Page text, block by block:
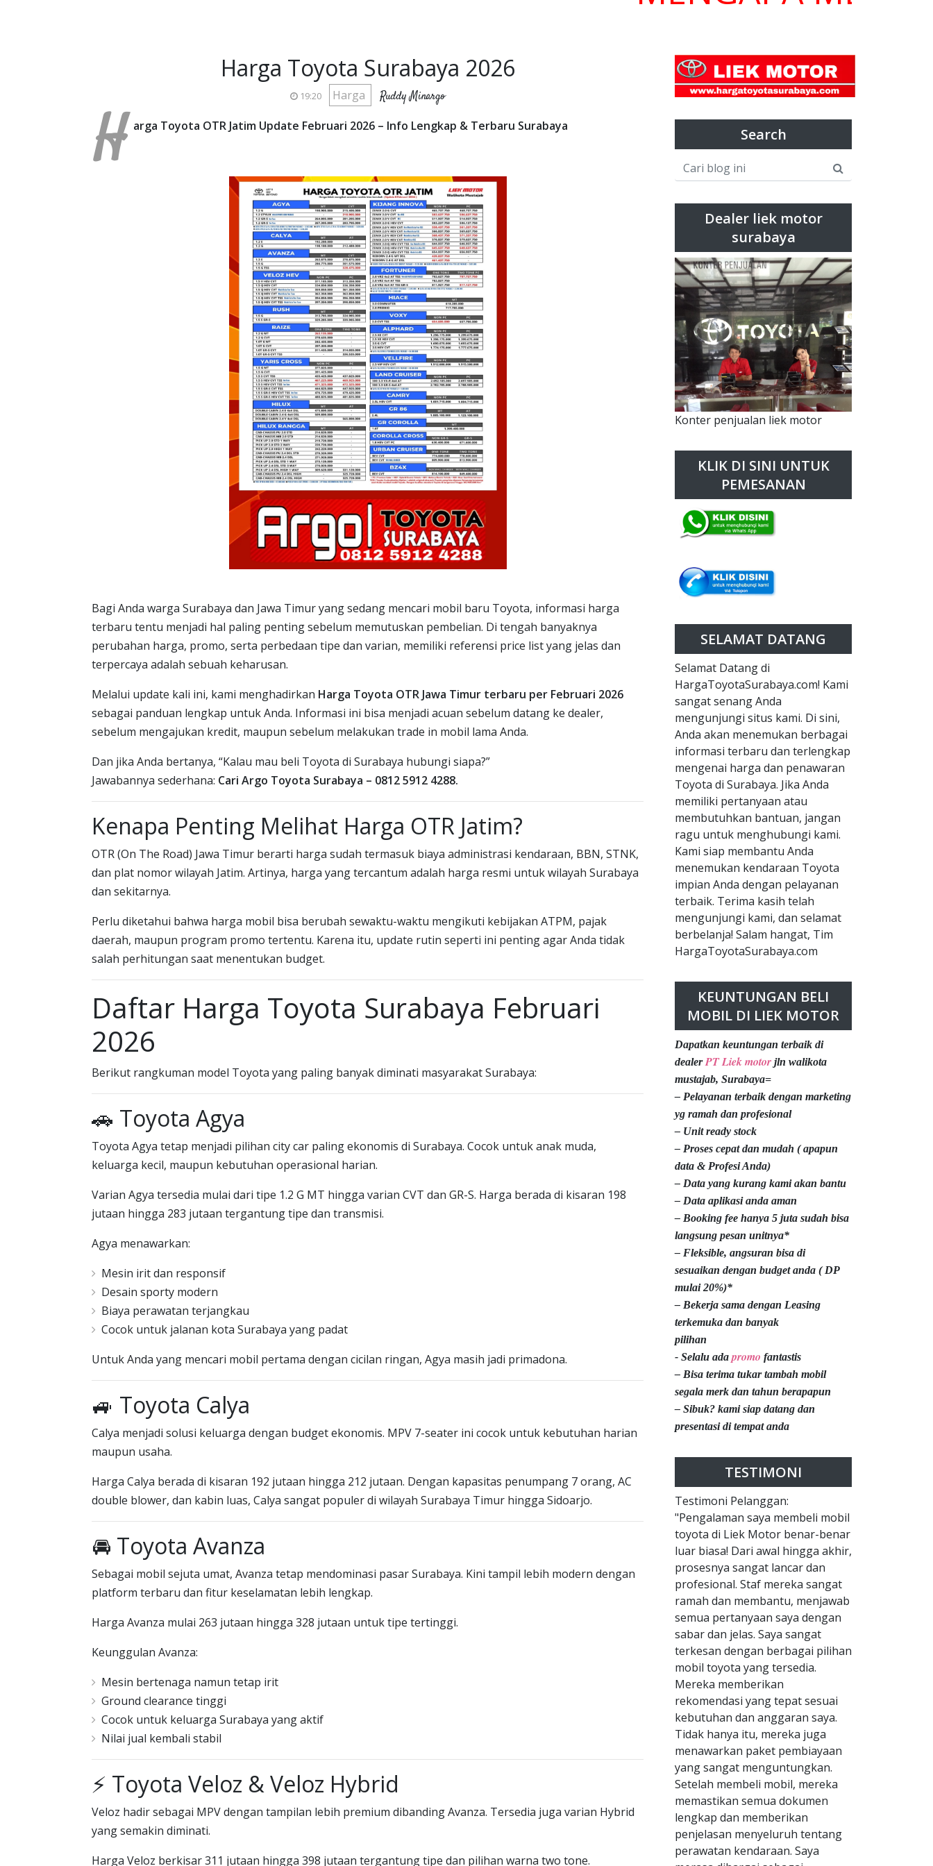
Harga Toyota Surabaya 2026
19:20 Harga Ruddy Minargo
H arga Toyota OTR Jatim Update Februari 2026 – Info Lengkap & Terbaru Surabaya
Bagi Anda warga Surabaya dan Jawa Timur yang sedang mencari mobil baru Toyota, informasi harga
terbaru tentu menjadi hal paling penting sebelum memutuskan pembelian. Di tengah banyaknya
perubahan harga, promo, serta perbedaan tipe dan varian, memiliki referensi price list yang jelas dan
terpercaya adalah sebuah keharusan.
Melalui update kali ini, kami menghadirkan Harga Toyota OTR Jawa Timur terbaru per Februari 2026
sebagai panduan lengkap untuk Anda. Informasi ini bisa menjadi acuan sebelum datang ke dealer,
sebelum mengajukan kredit, maupun sebelum melakukan trade in mobil lama Anda.
Dan jika Anda bertanya, “Kalau mau beli Toyota di Surabaya hubungi siapa?”
Jawabannya sederhana: Cari Argo Toyota Surabaya – 0812 5912 4288.
Kenapa Penting Melihat Harga OTR Jatim?
OTR (On The Road) Jawa Timur berarti harga sudah termasuk biaya administrasi kendaraan, BBN, STNK,
dan plat nomor wilayah Jatim. Artinya, harga yang tercantum adalah harga resmi untuk wilayah Surabaya
dan sekitarnya.
Perlu diketahui bahwa harga mobil bisa berubah sewaktu-waktu mengikuti kebijakan ATPM, pajak
daerah, maupun program promo tertentu. Karena itu, update rutin seperti ini penting agar Anda tidak
salah perhitungan saat menentukan budget.
Daftar Harga Toyota Surabaya Februari
2026
Berikut rangkuman model Toyota yang paling banyak diminati masyarakat Surabaya:
🚗 Toyota Agya
Toyota Agya tetap menjadi pilihan city car paling ekonomis di Surabaya. Cocok untuk anak muda,
keluarga kecil, maupun kebutuhan operasional harian.
Varian Agya tersedia mulai dari tipe 1.2 G MT hingga varian CVT dan GR-S. Harga berada di kisaran 198
jutaan hingga 283 jutaan tergantung tipe dan transmisi.
Agya menawarkan:
Mesin irit dan responsif
Desain sporty modern
Biaya perawatan terjangkau
Cocok untuk jalanan kota Surabaya yang padat
Untuk Anda yang mencari mobil pertama dengan cicilan ringan, Agya masih jadi primadona.
🚙 Toyota Calya
Calya menjadi solusi keluarga dengan budget ekonomis. MPV 7-seater ini cocok untuk kebutuhan harian
maupun usaha.
Harga Calya berada di kisaran 192 jutaan hingga 212 jutaan. Dengan kapasitas penumpang 7 orang, AC
double blower, dan kabin luas, Calya sangat populer di wilayah Surabaya Timur hingga Sidoarjo.
🚘 Toyota Avanza
Sebagai mobil sejuta umat, Avanza tetap mendominasi pasar Surabaya. Kini tampil lebih modern dengan
platform terbaru dan fitur keselamatan lebih lengkap.
Harga Avanza mulai 263 jutaan hingga 328 jutaan untuk tipe tertinggi.
Keunggulan Avanza:
Mesin bertenaga namun tetap irit
Ground clearance tinggi
Cocok untuk keluarga Surabaya yang aktif
Nilai jual kembali stabil
⚡ Toyota Veloz & Veloz Hybrid
Veloz hadir sebagai MPV dengan tampilan lebih premium dibanding Avanza. Tersedia juga varian Hybrid
yang semakin diminati.
Harga Veloz berkisar 311 jutaan hingga 398 jutaan tergantung tipe dan pilihan warna two tone.
Search
Dealer liek motor
surabaya
Konter penjualan liek motor
KLIK DI SINI UNTUK
PEMESANAN
SELAMAT DATANG
Selamat Datang di
HargaToyotaSurabaya.com! Kami
sangat senang Anda
mengunjungi situs kami. Di sini,
Anda akan menemukan berbagai
informasi terbaru dan terlengkap
mengenai harga dan penawaran
Toyota di Surabaya. Jika Anda
memiliki pertanyaan atau
membutuhkan bantuan, jangan
ragu untuk menghubungi kami.
Kami siap membantu Anda
menemukan kendaraan Toyota
impian Anda dengan pelayanan
terbaik. Terima kasih telah
mengunjungi kami, dan selamat
berbelanja! Salam hangat, Tim
HargaToyotaSurabaya.com
KEUNTUNGAN BELI
MOBIL DI LIEK MOTOR
Dapatkan keuntungan terbaik di
dealerPT Liek motor jln walikota
mustajab, Surabaya=
– Pelayanan terbaik dengan marketing
yg ramah dan profesional
– Unit ready stock
– Proses cepat dan mudah ( apapun
data & Profesi Anda)
– Data yang kurang kami akan bantu
– Data aplikasi anda aman
– Booking fee hanya 5 juta sudah bisa
langsung pesan unitnya*
– Fleksible, angsuran bisa di
sesuaikan dengan budget anda ( DP
mulai 20%)*
– Bekerja sama dengan Leasing
terkemuka dan banyak
pilihan
- Selalu ada promo fantastis
– Bisa terima tukar tambah mobil
segala merk dan tahun berapapun
– Sibuk? kami siap datang dan
presentasi di tempat anda
TESTIMONI
Testimoni Pelanggan:
"Pengalaman saya membeli mobil
toyota di Liek Motor benar-benar
luar biasa! Dari awal hingga akhir,
prosesnya sangat lancar dan
profesional. Staf mereka sangat
ramah dan membantu, menjawab
semua pertanyaan saya dengan
sabar dan jelas. Saya sangat
terkesan dengan berbagai pilihan
mobil toyota yang tersedia.
Mereka memberikan
rekomendasi yang tepat sesuai
kebutuhan dan anggaran saya.
Tidak hanya itu, mereka juga
menawarkan paket pembiayaan
yang sangat menguntungkan.
Setelah membeli mobil, mereka
memastikan semua dokumen
lengkap dan memberikan
penjelasan menyeluruh tentang
perawatan kendaraan. Saya